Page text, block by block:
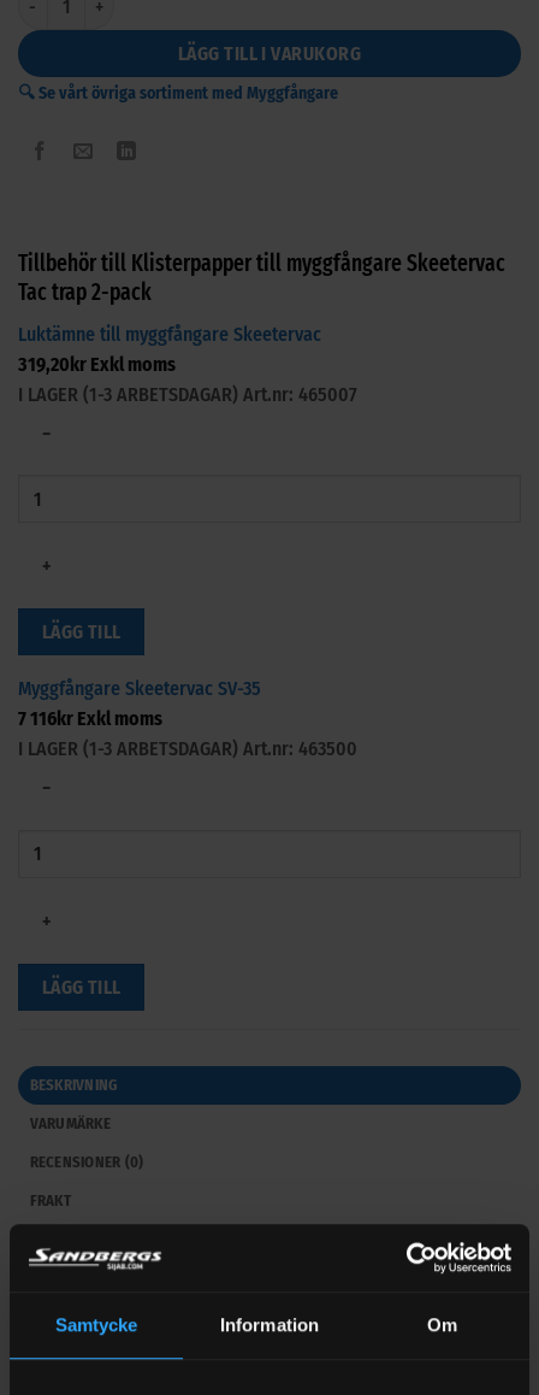
Samtycke Information Om
LÄGG TILL I VARUKORG
🔍 Se vårt övriga sortiment med Myggfångare
Tillbehör till Klisterpapper till myggfångare Skeetervac
Tac trap 2-pack
Luktämne till myggfångare Skeetervac
319,20kr Exkl moms
I LAGER (1-3 ARBETSDAGAR) Art.nr: 465007
−
+
LÄGG TILL
Myggfångare Skeetervac SV-35
7 116kr Exkl moms
I LAGER (1-3 ARBETSDAGAR) Art.nr: 463500
−
+
LÄGG TILL
BESKRIVNING
VARUMÄRKE
RECENSIONER (0)
FRAKT
Klisterpapper till myggfångare Skeetervac Tac
Behöver du nytt klisterpapper till din myggfångare?